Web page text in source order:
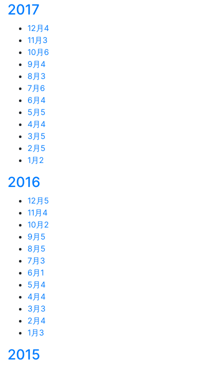
2017
12月 4
11月 3
10月 6
9月 4
8月 3
7月 6
6月 4
5月 5
4月 4
3月 5
2月 5
1月 2
2016
12月 5
11月 4
10月 2
9月 5
8月 5
7月 3
6月 1
5月 4
4月 4
3月 3
2月 4
1月 3
2015